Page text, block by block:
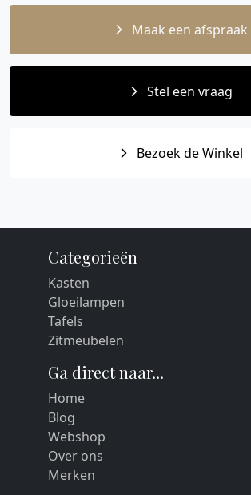
Maak een afspraak
Stel een vraag
Bezoek de Winkel
Categorieën
Kasten
Gloeilampen
Tafels
Zitmeubelen
Ga direct naar...
Home
Blog
Webshop
Over ons
Merken